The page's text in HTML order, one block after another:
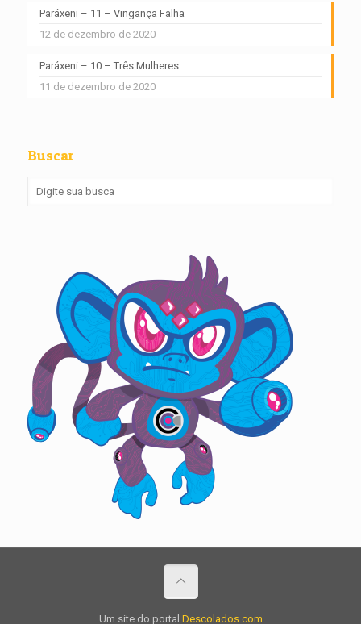
Paráxeni – 11 – Vingança Falha
12 de dezembro de 2020
Paráxeni – 10 – Três Mulheres
11 de dezembro de 2020
Buscar
Um site do portal Descolados.com